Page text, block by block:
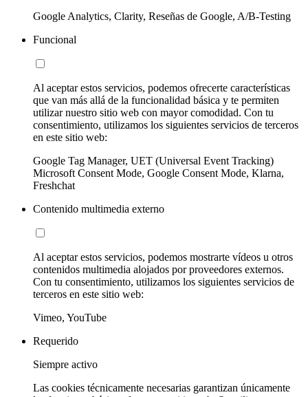
Google Analytics, Clarity, Reseñas de Google, A/B-Testing
Funcional
Al aceptar estos servicios, podemos ofrecerte características
que van más allá de la funcionalidad básica y te permiten
utilizar nuestro sitio web con mayor comodidad. Con tu
consentimiento, utilizamos los siguientes servicios de terceros
en este sitio web:
Google Tag Manager, UET (Universal Event Tracking)
Microsoft Consent Mode, Google Consent Mode, Klarna,
Freshchat
Contenido multimedia externo
Al aceptar estos servicios, podemos mostrarte vídeos u otros
contenidos multimedia alojados por proveedores externos.
Con tu consentimiento, utilizamos los siguientes servicios de
terceros en este sitio web:
Vimeo, YouTube
Requerido
Siempre activo
Las cookies técnicamente necesarias garantizan únicamente